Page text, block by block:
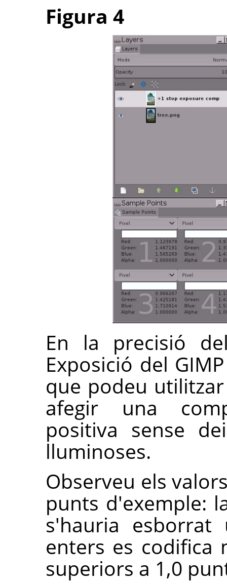
Figura 4
En la precisió
Exposició del
que podeu
afegir una
positiva sense
lluminoses.
Observeu els
punts d'exemple:
s'hauria
enters es codifica
superiors a 1,0